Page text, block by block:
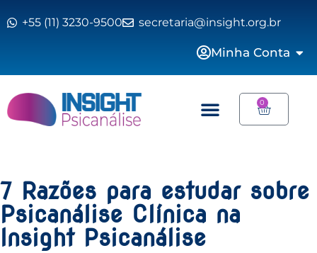
+55 (11) 3230-9500 secretaria@insight.org.br
Minha Conta
0
7 Razões para estudar sobre
Psicanálise Clínica na
Insight Psicanálise